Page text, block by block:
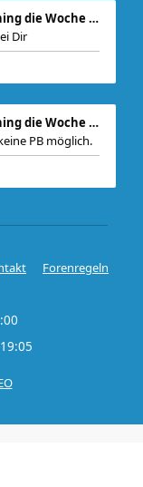
Re: Sub 3:20h mit 3-4 mal Training die Woche machb
Dir
Re: Sub 3:20h mit 3-4 mal Training die Woche machb
PB möglich.
Forenregeln